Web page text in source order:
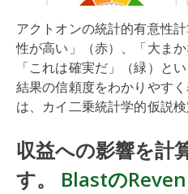
アクトオンの統計的有意性
性が高い」（赤）、「大まか
「これは確実だ」（緑）と
結果の信頼度をわかりやす
は、カイ二乗統計学的仮説検
収益への影響を計
す。 Blastの